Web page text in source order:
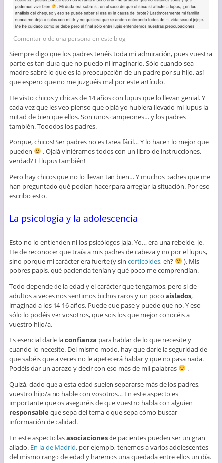
Comentario de una persona en este blog
Siempre digo que los padres tenéis toda mi admiración, pues vuestra
parte es tan dura que no puedo ni imaginarlo. Sólo cuando sea
madre sabré lo que es la preocupación de un padre por su hijo, así
que espero que no me juzguéis mal por este artículo.
He visto chicos y chicas de 14 años con lupus que lo llevan genial. Y
cada vez que les veo pienso que ojalá yo hubiera llevado mi lupus la
mitad de bien que ellos. Son unos campeones… y los padres
también. Tooodos los padres.
Porque, chicos! Ser padres no es tarea fácil… Y lo hacen lo mejor que
pueden
. Ojalá viniéramos todos con un libro de instrucciones,
verdad? El lupus también!
Pero hay chicos que no lo llevan tan bien… Y muchos padres que me
han preguntado qué podían hacer para arreglar la situación. Por eso
escribo esto.
La psicología y la adolescencia
Esto no lo entienden ni los psicólogos jaja. Yo… era una rebelde, je.
He de reconocer que traía a mis padres de cabeza y no por el lupus,
sino porque mi carácter era fuerte (y sin corticoides, eh?
). Mis
pobres papis, qué paciencia tenían y qué poco me comprendían.
Todo depende de la edad y el carácter que tengamos, pero si de
adultos a veces nos sentimos bichos raros y un poco aislados,
imaginad a los 14-16 años. Puede que pase y puede que no. Y eso
sólo lo podéis ver vosotros, que sois los que mejor conocéis a
vuestro hijo/a.
Es esencial darle laconfianza para hablar de lo que necesite y
cuando lo necesite. Del mismo modo, hay que darle la seguridad de
que sabéis que a veces no le apetecerá hablar y que no pasa nada.
Podéis dar un abrazo y decir con eso más de mil palabras
.
Quizá, dado que a esta edad suelen separarse más de los padres,
vuestro hijo/a no hable con vosotros… En este aspecto es
importante que os aseguréis de que vuestro habla con alguien
responsable que sepa del tema o que sepa cómo buscar
información de calidad.
En este aspecto lasasociacionesde pacientes pueden ser un gran
aliado. En la de Madrid, por ejemplo, tenemos a varios adolescentes
del mismo rango de edad y haremos una quedada entre ellos un día.